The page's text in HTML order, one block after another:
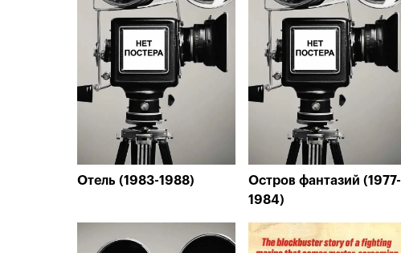
Отель (1983-1988)
Остров фантазий (1977-
1984)